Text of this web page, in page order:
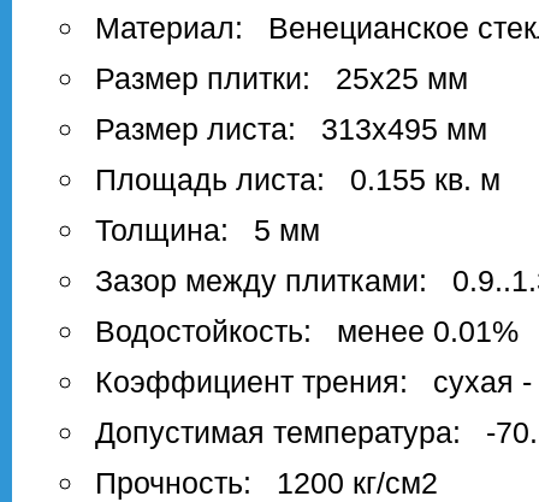
Материал: Венецианское
Размер плитки: 25х25 мм
Размер листа: 313х495 мм
Площадь листа: 0.155 кв. м
Толщина: 5 мм
Зазор между плитками:
Водостойкость: менее 0.01%
Коэффициент трения: сухая -
Допустимая температура: -
Прочность: 1200 кг/см2